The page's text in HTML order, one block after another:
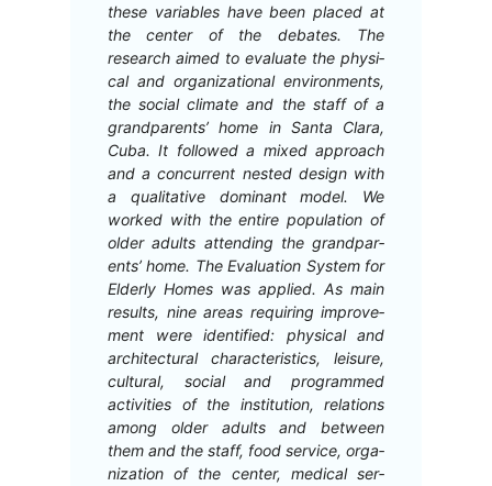
these vari­ables have been placed at
the cen­ter of the debates. The
research aimed to eval­u­ate the phys­i­
cal and orga­ni­za­tion­al envi­ron­ments,
the social cli­mate and the staff of a
grand­par­ents’ home in San­ta Clara,
Cuba. It fol­lowed a mixed approach
and a con­cur­rent nest­ed design with
a qual­i­ta­tive dom­i­nant mod­el. We
worked with the entire pop­u­la­tion of
old­er adults attend­ing the grand­par­
ents’ home. The Eval­u­a­tion Sys­tem for
Elder­ly Homes was applied. As main
results, nine areas requir­ing improve­
ment were iden­ti­fied: phys­i­cal and
archi­tec­tur­al char­ac­ter­is­tics, leisure,
cul­tur­al, social and pro­grammed
activ­i­ties of the insti­tu­tion, rela­tions
among old­er adults and between
them and the staff, food ser­vice, orga­
ni­za­tion of the cen­ter, med­ical ser­